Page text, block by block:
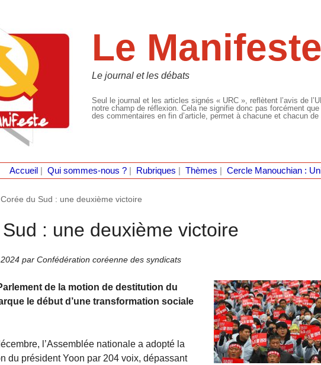
Le Manifeste
Le journal et les débats
Seul le journal et les articles signés « URC », reflètent l’avis de
notre champ de réflexion. Cela ne signifie donc pas forcément
des commentaires en fin d’article, permet à chacune et chacun
Accueil Qui sommes-nous ?| Rubriques Thèmes Cercle Manouchian :
Corée du Sud : une deuxième victoire
: une deuxième victoire
par Confédération coréenne des syndicats
de la motion de destitution du
le début d’une transformation sociale
l’Assemblée nationale a adopté la
du président Yoon par 204 voix, dépassant